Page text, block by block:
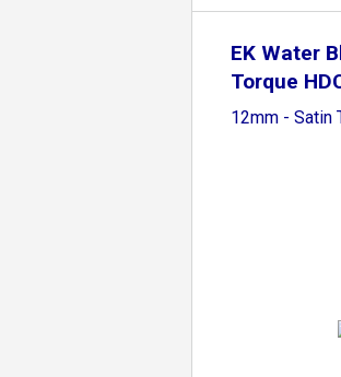
EK Water
Torque
12mm - Satin